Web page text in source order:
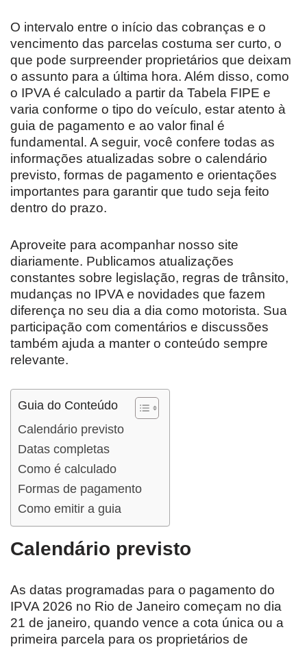
O intervalo entre o início das cobranças e o
vencimento das parcelas costuma ser curto, o
que pode surpreender proprietários que deixam
o assunto para a última hora. Além disso, como
o IPVA é calculado a partir da Tabela FIPE e
varia conforme o tipo do veículo, estar atento à
guia de pagamento e ao valor final é
fundamental. A seguir, você confere todas as
informações atualizadas sobre o calendário
previsto, formas de pagamento e orientações
importantes para garantir que tudo seja feito
dentro do prazo.
Aproveite para acompanhar nosso site
diariamente. Publicamos atualizações
constantes sobre legislação, regras de trânsito,
mudanças no IPVA e novidades que fazem
diferença no seu dia a dia como motorista. Sua
participação com comentários e discussões
também ajuda a manter o conteúdo sempre
relevante.
Guia do Conteúdo
Calendário previsto
Datas completas
Como é calculado
Formas de pagamento
Como emitir a guia
Calendário previsto
As datas programadas para o pagamento do
IPVA 2026 no Rio de Janeiro começam no dia
21 de janeiro, quando vence a cota única ou a
primeira parcela para os proprietários de